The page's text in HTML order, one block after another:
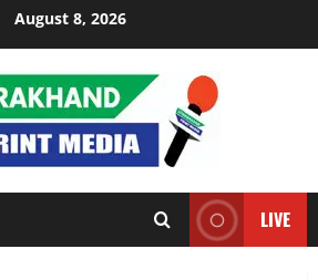
August 8, 2026
LIVE